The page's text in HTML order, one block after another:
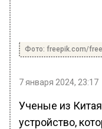
Фото: freepik.com/
7 января 2024, 23:17
Ученые из
устройство,